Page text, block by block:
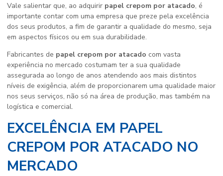
Vale salientar que, ao adquirir papel crepom por atacado, é
importante contar com uma empresa que preze pela excelência
dos seus produtos, a fim de garantir a qualidade do mesmo, seja
em aspectos físicos ou em sua durabilidade.
Fabricantes de papel crepom por atacado com vasta
experiência no mercado costumam ter a sua qualidade
assegurada ao longo de anos atendendo aos mais distintos
níveis de exigência, além de proporcionarem uma qualidade maior
nos seus serviços, não só na área de produção, mas também na
logística e comercial.
EXCELÊNCIA EM PAPEL
CREPOM POR ATACADO NO
MERCADO